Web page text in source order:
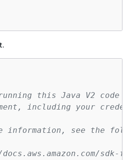
this Java V2 code
including your
information, see the
sdk-